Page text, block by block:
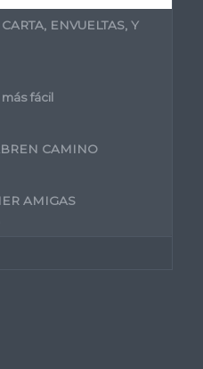
ENVUELTAS, Y
fácil
CAMINO
AMIGAS